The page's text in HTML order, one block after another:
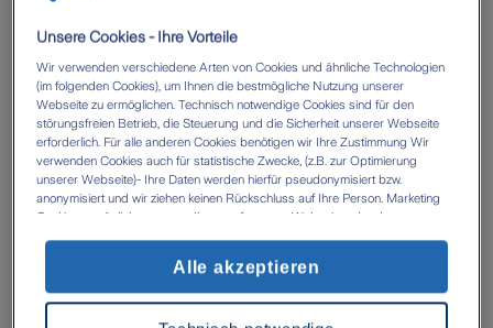
Unsere Cookies - Ihre Vorteile
Wir verwenden verschiedene Arten von Cookies und ähnliche Technologien
(im folgenden Cookies), um Ihnen die bestmögliche Nutzung unserer
Webseite zu ermöglichen. Technisch notwendige Cookies sind für den
störungsfreien Betrieb, die Steuerung und die Sicherheit unserer Webseite
erforderlich. Für alle anderen Cookies benötigen wir Ihre Zustimmung Wir
verwenden Cookies auch für statistische Zwecke, (z.B. zur Optimierung
unserer Webseite)- Ihre Daten werden hierfür pseudonymisiert bzw.
anonymisiert und wir ziehen keinen Rückschluss auf Ihre Person. Marketing
Cookies ermöglichen es uns, Ihnen auf unserer Webseite oder den
akzeptieren' erlauben Sie uns die Datenverarbeitung durch sämtliche dieser
Cookies durch uns oder unsere technologischen Partner, ggf. auch zu eigenen
Alle akzeptieren